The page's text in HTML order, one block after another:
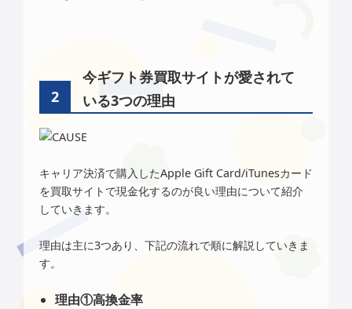
今ギフト券買取サイトが愛されて
いる3つの理由
キャリア決済で購入したApple Gift Card/iTunesカード
を買取サイトで現金化するのが良い理由について紹介
していきます。
理由は主に3つあり、下記の流れで順に解説していきま
す。
理由①高換金率